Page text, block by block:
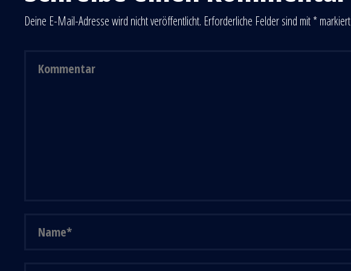
Deine E-Mail-Adresse wird nicht veröffentlicht. Erforderliche Felder sind mit*markiert